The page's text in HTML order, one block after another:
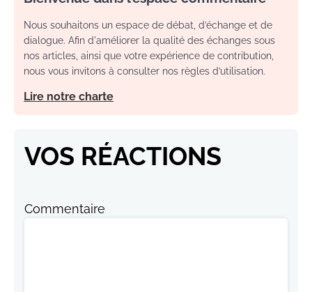
Nous souhaitons un espace de débat, d’échange et de
dialogue. Afin d'améliorer la qualité des échanges sous
nos articles, ainsi que votre expérience de contribution,
nous vous invitons à consulter nos règles d’utilisation.
Lire notre charte
VOS RÉACTIONS
Commentaire